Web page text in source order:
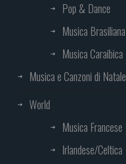
Pop & Dance
Musica Brasiliana
Musica Caraibica
Musica e Canzoni di Natale
World
Musica Francese
Irlandese/Celtica